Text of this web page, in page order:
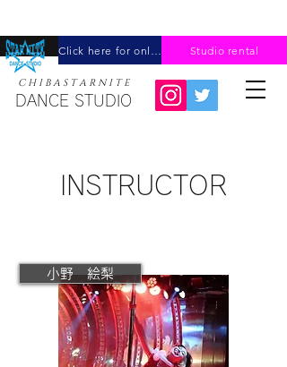
Studio rental
C H I B A ​S T A R N I T E
DANCE STUDIO
​INSTRUCTOR
小野 絵梨